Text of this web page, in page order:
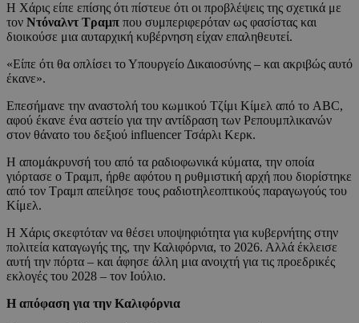
Η Χάρις είπε επίσης ότι πίστευε ότι οι προβλέψεις της σχετικά με
τον Ντόναλντ Τραμπ που συμπεριφερόταν ως φασίστας και
διοικούσε μια αυταρχική κυβέρνηση είχαν επαληθευτεί.
«Είπε ότι θα οπλίσει το Υπουργείο Δικαιοσύνης – και ακριβώς αυτό
έκανε».
Επεσήμανε την αναστολή του κωμικού Τζίμι Κίμελ από το ABC,
αφού έκανε ένα αστείο για την αντίδραση των Ρεπουμπλικανών
στον θάνατο του δεξιού influencer Τσάρλι Κερκ.
Η απομάκρυνσή του από τα ραδιοφωνικά κύματα, την οποία
γιόρτασε ο Τραμπ, ήρθε αφότου η ρυθμιστική αρχή που διορίστηκε
από τον Τραμπ απείλησε τους ραδιοτηλεοπτικούς παραγωγούς του
Κίμελ.
Η Χάρις σκεφτόταν να θέσει υποψηφιότητα για κυβερνήτης στην
πολιτεία καταγωγής της, την Καλιφόρνια, το 2026. Αλλά έκλεισε
αυτή την πόρτα – και άφησε άλλη μια ανοιχτή για τις προεδρικές
εκλογές του 2028 – τον Ιούλιο.
Η απόφαση για την Καλιφόρνια